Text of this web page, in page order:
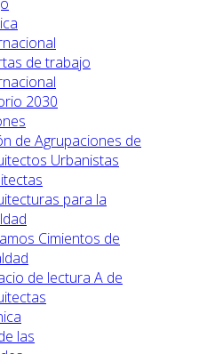
de trabajo
2030
de Agrupaciones de
Urbanistas
para la
Cimientos de
de lectura A de
las